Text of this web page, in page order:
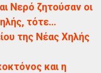
Νερό ζητούσαν οι
τότε...
της Νέας Χηλής
και η